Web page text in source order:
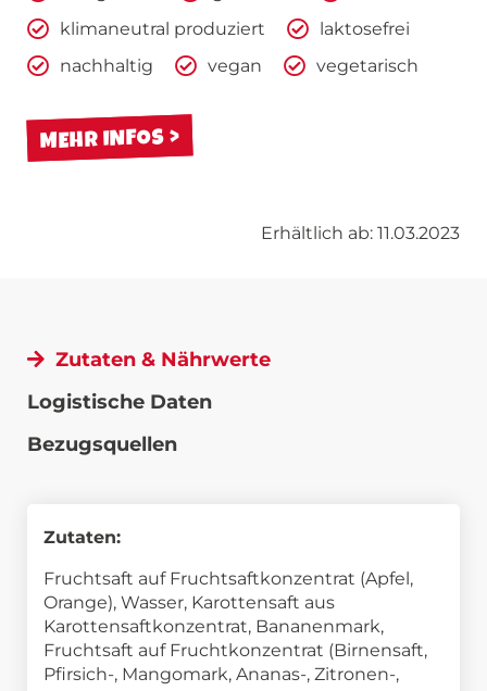
klimaneutral produziert
laktosefrei
nachhaltig
vegan vegetarisch
MEHR INFOS
Erhältlich ab: 11.03.2023
Zutaten & Nährwerte
Logistische Daten
Bezugsquellen
Zutaten:
Fruchtsaft auf Fruchtsaftkonzentrat (Apfel,
Orange), Wasser, Karottensaft aus
Karottensaftkonzentrat, Bananenmark,
Fruchtsaft auf Fruchtkonzentrat (Birnensaft,
Pfirsich-, Mangomark, Ananas-, Zitronen-,